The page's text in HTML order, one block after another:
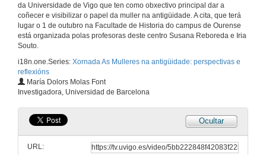
da Universidade de Vigo que ten como obxectivo principal dar a
coñecer e visibilizar o papel da muller na antigüidade. A cita, que terá
lugar o 1 de outubro na Facultade de Historia do campus de Ourense
está organizada polas profesoras deste centro Susana Reboreda e Iria
Souto.
i18n.one.Series: Xornada As Mulleres na antigüidade: perspectivas e
reflexións
María Dolors Molas Font
Investigadora, Universidad de Barcelona
Ocultar
URL: